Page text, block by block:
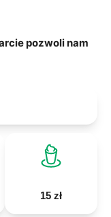
pozwoli nam
15 zł